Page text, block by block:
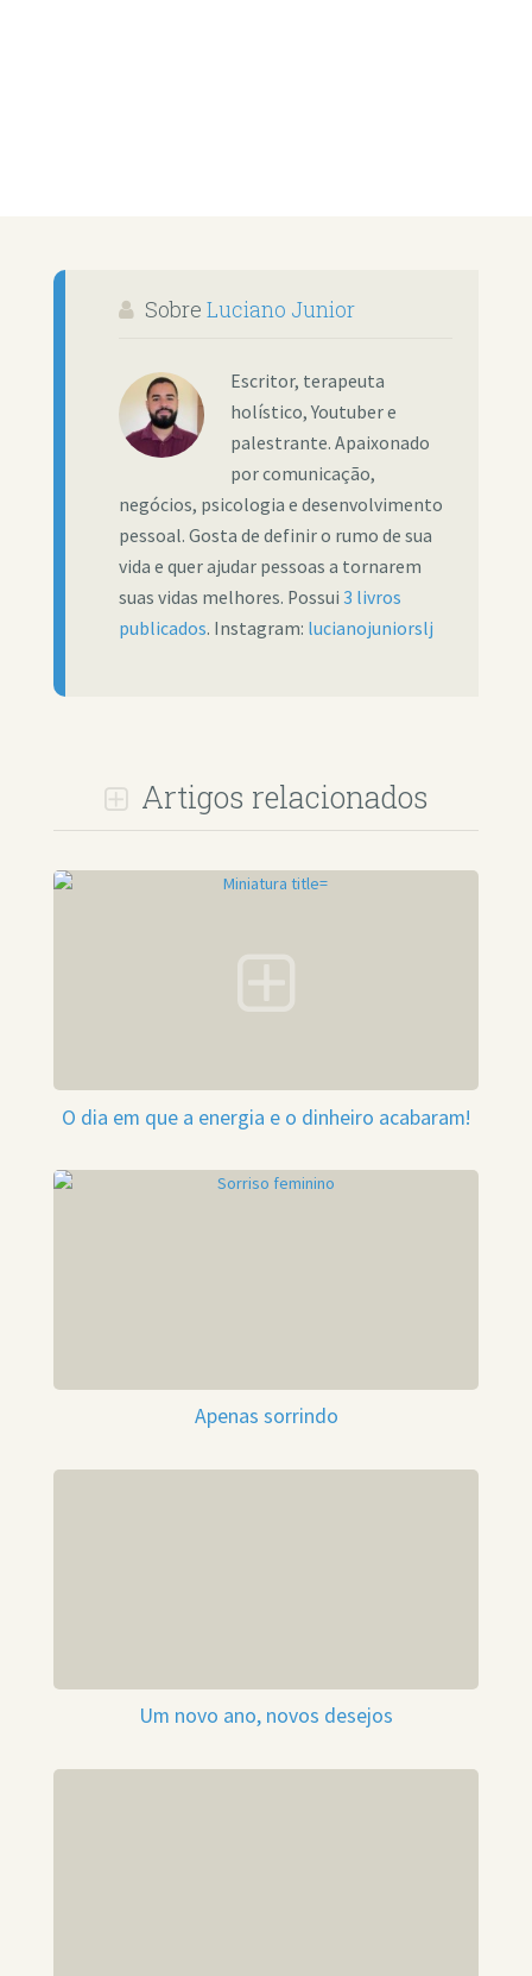
Sobre Luciano Junior
Escritor, terapeuta
holístico, Youtuber e
palestrante. Apaixonado
por comunicação,
negócios, psicologia e desenvolvimento
pessoal. Gosta de definir o rumo de sua
vida e quer ajudar pessoas a tornarem
suas vidas melhores. Possui 3 livros
publicados. Instagram: lucianojuniorslj
Artigos relacionados
O dia em que a energia e o dinheiro acabaram!
Apenas sorrindo
Um novo ano, novos desejos